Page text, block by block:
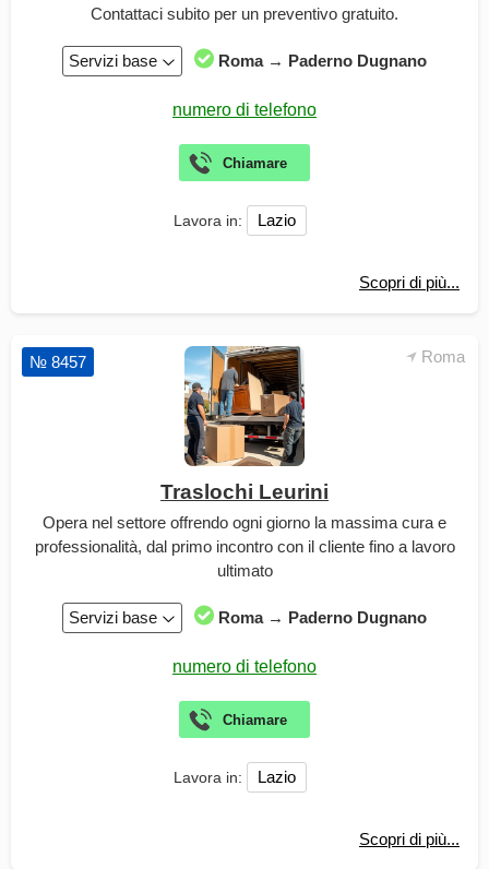
Contattaci subito per un preventivo gratuito.
Servizi base Roma → Paderno Dugnano
Lavora in: Lazio
Scopri di più...
Roma
№ 8457
Traslochi Leurini
Opera nel settore offrendo ogni giorno la massima cura e
professionalità, dal primo incontro con il cliente fino a lavoro
ultimato
Servizi base Roma → Paderno Dugnano
Lavora in: Lazio
Scopri di più...